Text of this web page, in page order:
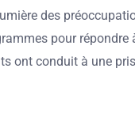
des
pour
ont conduit à une